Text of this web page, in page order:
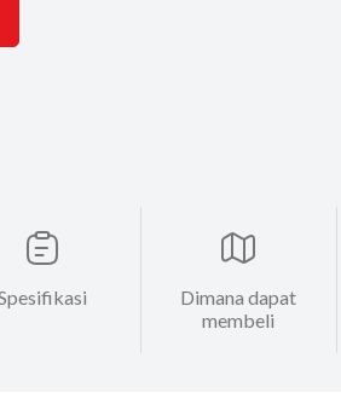
Dimana dapat
membeli